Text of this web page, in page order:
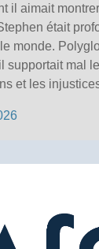
il aimait
était
monde.
supportait mal
et les